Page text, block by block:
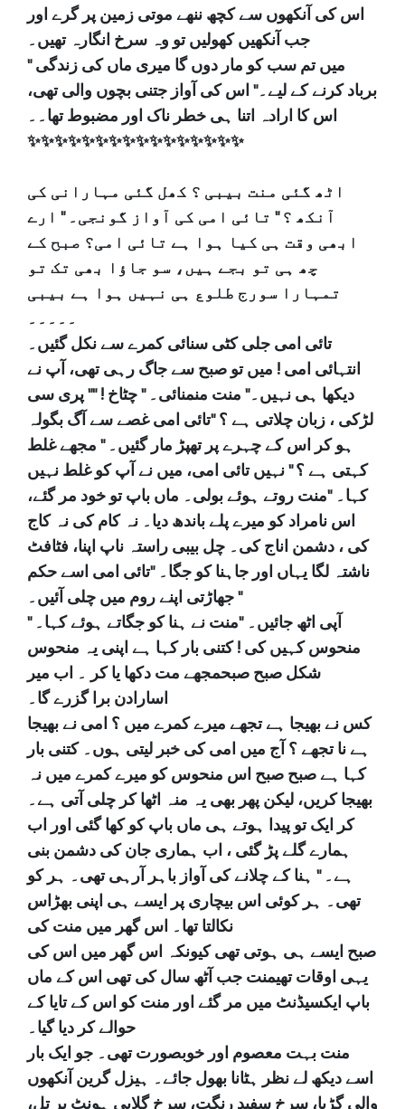
اس کی آنکھوں سے کچھ ننھے موتی زمین پر گرے اور
جب آنکھیں کھولیں تو وہ سرخ انگارہ تھیں۔
" میں تم سب کو مار دوں گا میری ماں کی زندگی
برباد کرنے کے لیے۔" اس کی آواز جتنی بچوں والی تھی،
اس کا ارادہ اتنا ہی خطر ناک اور مضبوط تھا۔۔
✨️✨️✨️✨️✨️✨️✨️✨️✨️✨️✨️✨️✨️✨️✨️✨️
اٹھ گئی منت بیبی ؟ کھل گئی مہارانی کی
آنکھ ؟ " تائی امی کی آواز گونجی۔ " ارے
ابھی وقت ہی کیا ہوا ہے تائی امی؟ صبح کے
چھ ہی تو بجے ہیں، سو جاؤا بھی تک تو
تمہارا سورج طلوع ہی نہیں ہوا ہے بیبی
۔۔۔۔۔
تائی امی جلی کٹی سنائی کمرے سے نکل گئیں۔
انتہائی امی ! میں تو صبح سے جاگ رہی تھی، آپ نے
دیکھا ہی نہیں۔" منت منمنائی۔ " چٹاخ ! "" پری سی
لڑکی ، زبان چلاتی ہے ؟ "تائی امی غصے سے آگ بگولہ
ہو کر اس کے چہرے پر تھپڑ مار گئیں۔ " مجھے غلط
کہتی ہے ؟ " نہیں تائی امی، میں نے آپ کو غلط نہیں
کہا۔ "منت روتے ہوئے بولی۔ ماں باپ تو خود مر گئے،
اس نامراد کو میرے پلے باندھ دیا۔ نہ کام کی نہ کاج
کی ، دشمن اناج کی۔ چل بیبی راستہ ناپ اپنا، فٹافٹ
ناشتہ لگا یہاں اور جاہنا کو جگا۔ "تائی امی اسے حکم
جھاڑتی اپنے روم میں چلی آئیں۔ "
آپی اٹھ جائیں۔ "منت نے ہنا کو جگاتے ہوئے کہا۔ "
منحوس کہیں کی ! کتنی بار کہا ہے اپنی یہ منحوس
شکل صبح صبحمجھے مت دکھا یا کر ۔ اب میر
اسارادن برا گزرے گا۔
کس نے بھیجا ہے تجھے میرے کمرے میں ؟ امی نے بھیجا
ہے نا تجھے ؟ آج میں امی کی خبر لیتی ہوں۔ کتنی بار
کہا ہے صبح صبح اس منحوس کو میرے کمرے میں نہ
بھیجا کریں، لیکن پھر بھی یہ منہ اٹھا کر چلی آتی ہے۔
کر ایک تو پیدا ہوتے ہی ماں باپ کو کھا گئی اور اب
ہمارے گلے پڑ گئی ، اب ہماری جان کی دشمن بنی
ہے۔ " ہنا کے چلانے کی آواز باہر آرہی تھی۔ ہر کو
تھی۔ ہر کوئی اس بیچاری پر ایسے ہی اپنی بھڑاس
نکالتا تھا۔ اس گھر میں منت کی
صبح ایسے ہی ہوتی تھی کیونکہ اس گھر میں اس کی
یہی اوقات تھیمنت جب آٹھ سال کی تھی اس کے ماں
باپ ایکسیڈنٹ میں مر گئے اور منت کو اس کے تایا کے
حوالے کر دیا گیا۔
منت بہت معصوم اور خوبصورت تھی۔ جو ایک بار
اسے دیکھ لے نظر ہٹانا بھول جائے۔ ہیزل گرین آنکھوں